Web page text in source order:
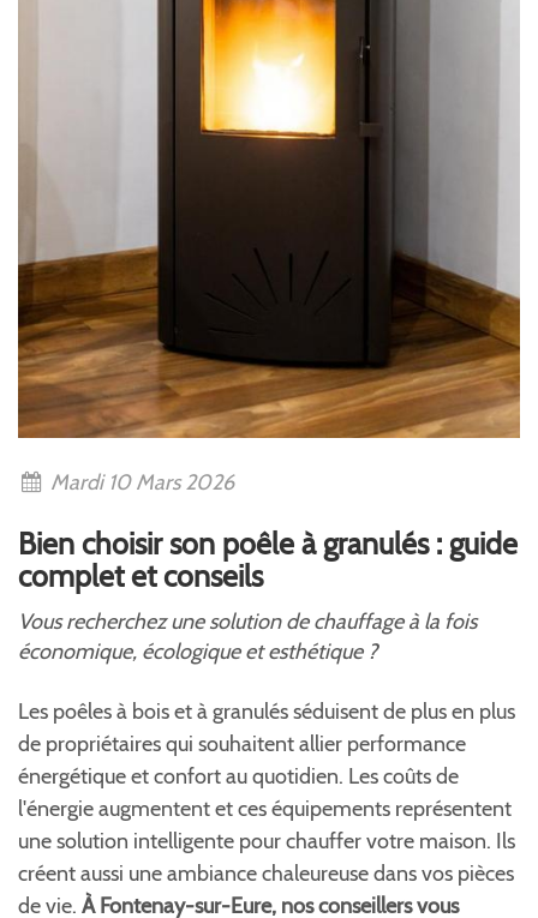
Mardi 10 Mars 2026
Bien choisir son poêle à granulés : guide
complet et conseils
Vous recherchez une solution de chauffage à la fois
économique, écologique et esthétique ?
Les poêles à bois et à granulés séduisent de plus en plus
de propriétaires qui souhaitent allier performance
énergétique et confort au quotidien. Les coûts de
l'énergie augmentent et ces équipements représentent
une solution intelligente pour chauffer votre maison. Ils
créent aussi une ambiance chaleureuse dans vos pièces
de vie. À Fontenay-sur-Eure, nos conseillers vous